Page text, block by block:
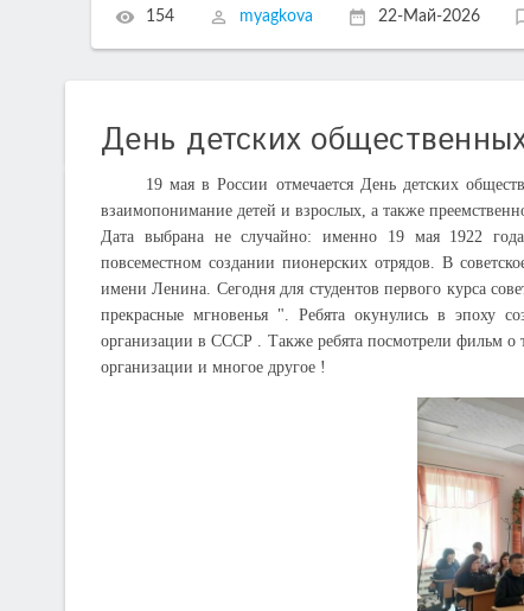
154 myagkova 22-Май-2026
День детских
19 мая в России отмечается День детских
взаимопонимание детей и взрослых, а также
Дата выбрана не случайно: именно 19 мая 1922
повсеместном создании пионерских отрядов. В
имени Ленина. Сегодня для студентов первого курса
прекрасные мгновенья ". Ребята окунулись в эпоху
организации в СССР . Также ребята посмотрели фильм о
организации и многое другое !